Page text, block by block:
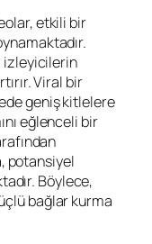
etkili bir
izleyicilerin
Viral bir
geniş kitlelere
eğlenceli bir
potansiyel
Böylece,
bağlar kurma